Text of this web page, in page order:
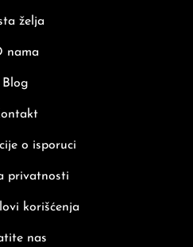
želja
nama
Blog
o isporuci
privatnosti
korišćenja
nas